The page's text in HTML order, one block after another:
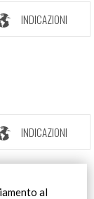
al
INDICAZIONI
INDICAZIONI